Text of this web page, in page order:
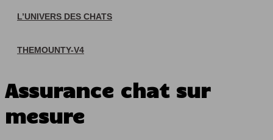
L’UNIVERS DES CHATS
THEMOUNTY-V4
Assurance chat sur
mesure